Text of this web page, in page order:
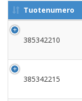
Tuotenumero
385342210
385342215